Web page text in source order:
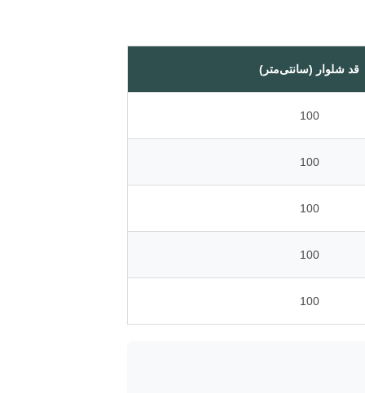
قد شلوار (سانتی‌متر)
100
100
100
100
100